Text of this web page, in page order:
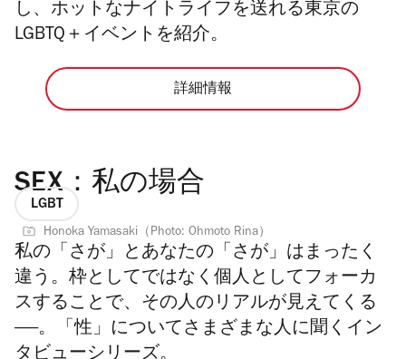
し、ホットなナイトライフを送れる東京の
LGBTQ＋イベントを紹介。
詳細情報
SEX：私の場合
LGBT
Honoka Yamasaki（Photo: Ohmoto Rina）
私の「さが」とあなたの「さが」はまったく
違う。枠としてではなく個人としてフォーカ
スすることで、その人のリアルが見えてくる
——。「性」についてさまざまな人に聞くイン
タビューシリーズ。